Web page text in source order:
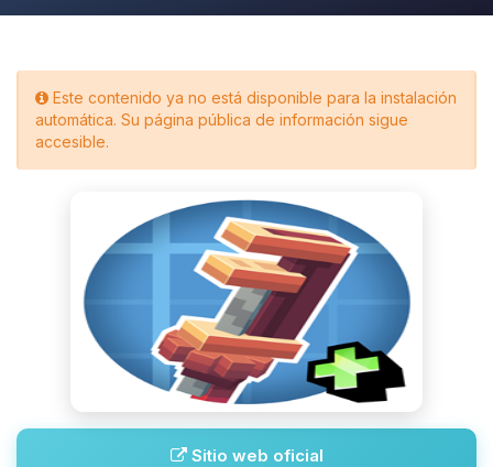
Este contenido ya no está disponible para la instalación
automática. Su página pública de información sigue
accesible.
Sitio web oficial